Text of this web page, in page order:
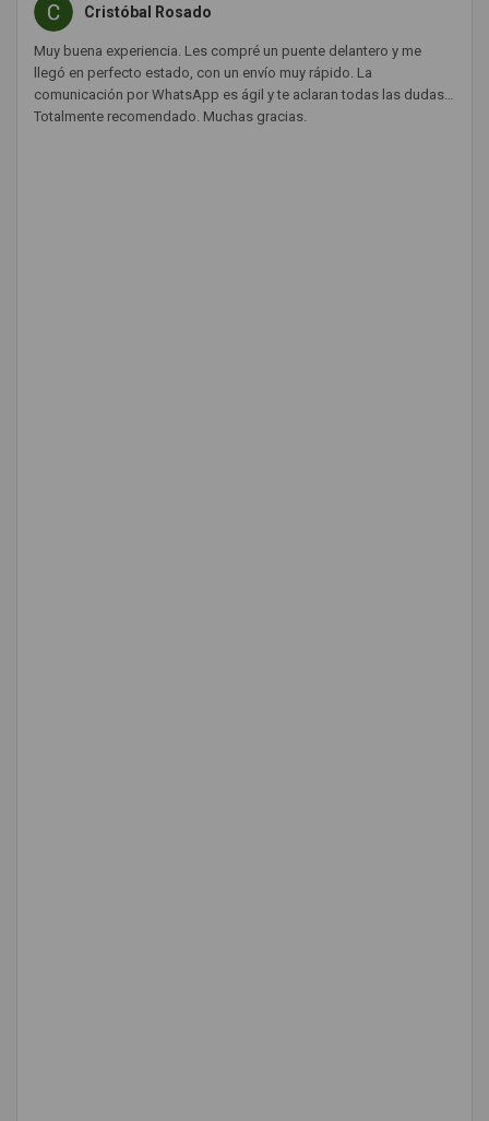
Cristóbal Rosado
Muy buena experiencia. Les compré un puente delantero y me
llegó en perfecto estado, con un envío muy rápido. La
comunicación por WhatsApp es ágil y te aclaran todas las dudas.
Totalmente recomendado. Muchas gracias.